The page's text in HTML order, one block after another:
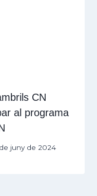
CN
al programa
juny de 2024